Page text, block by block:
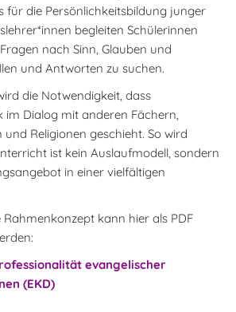
für die Persönlichkeitsbildung junger
begleiten Schülerinnen
nach Sinn, Glauben und
und Antworten zu suchen.
die Notwendigkeit, dass
im Dialog mit anderen Fächern,
Religionen geschieht. So wird
ist kein Auslaufmodell, sondern
in einer vielfältigen
Rahmenkonzept kann hier als PDF
evangelischer
(EKD)